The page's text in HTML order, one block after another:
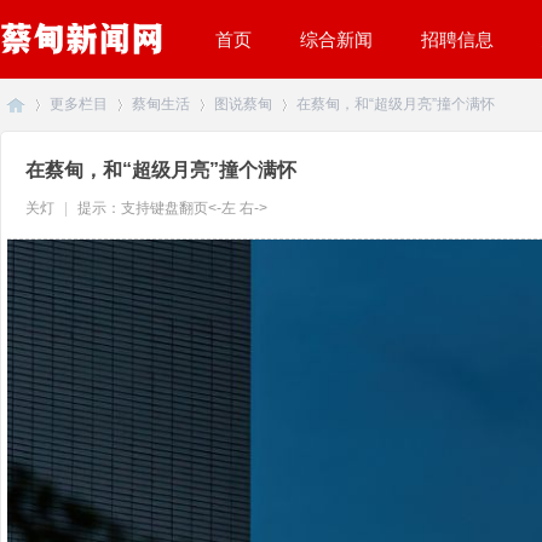
首页 综合新闻 招聘信息
甸
»
更多栏目 蔡甸生活
›
图说蔡甸 在蔡甸，和“超级月亮”撞个满怀
在蔡甸，和“超级月亮”撞个满怀
关灯 提示：支持键盘翻页<-左 右->